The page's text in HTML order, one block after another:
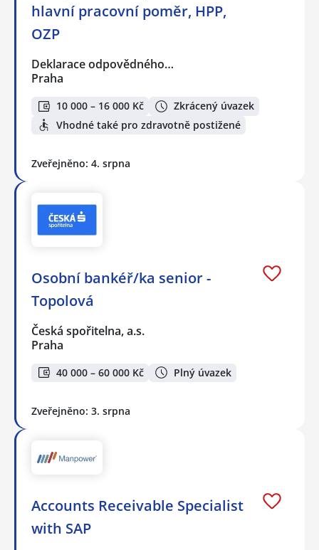
hlavní pracovní poměr, HPP,
OZP
Deklarace odpovědného…
Praha
10 000 – 16 000 Kč
Zkrácený úvazek
Vhodné také pro zdravotně postižené
Zveřejněno: 4. srpna
Osobní bankéř/ka senior -
Topolová
Česká spořitelna, a.s.
Praha
40 000 – 60 000 Kč Plný úvazek
Zveřejněno: 3. srpna
Accounts Receivable Specialist
with SAP